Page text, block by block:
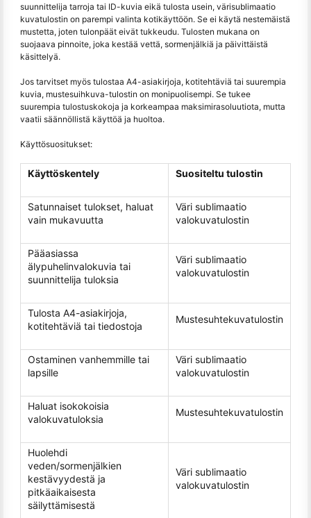
suunnittelija tarroja tai ID-kuvia eikä tulosta usein, värisublimaatio
kuvatulostin on parempi valinta kotikäyttöön. Se ei käytä nestemäistä
mustetta, joten tulonpäät eivät tukkeudu. Tulosten mukana on
suojaava pinnoite, joka kestää vettä, sormenjälkiä ja päivittäistä
käsittelyä.
Jos tarvitset myös tulostaa A4-asiakirjoja, kotitehtäviä tai suurempia
kuvia, mustesuihkuva-tulostin on monipuolisempi. Se tukee
suurempia tulostuskokoja ja korkeampaa maksimirasoluutiota, mutta
vaatii säännöllistä käyttöä ja huoltoa.
Käyttösuositukset:
Käyttöskentely Suositeltu tulostin
Satunnaiset tulokset, haluat
vain mukavuutta
Väri sublimaatio
valokuvatulostin
Pääasiassa
älypuhelinvalokuvia tai
suunnittelija tuloksia
Väri sublimaatio
valokuvatulostin
Tulosta A4-asiakirjoja,
kotitehtäviä tai tiedostoja
Mustesuhtekuvatulostin
Ostaminen vanhemmille tai
lapsille
Väri sublimaatio
valokuvatulostin
Haluat isokokoisia
valokuvatuloksia
Mustesuhtekuvatulostin
Huolehdi
veden/sormenjälkien
kestävyydestä ja
pitkäaikaisesta
säilyttämisestä
Väri sublimaatio
valokuvatulostin